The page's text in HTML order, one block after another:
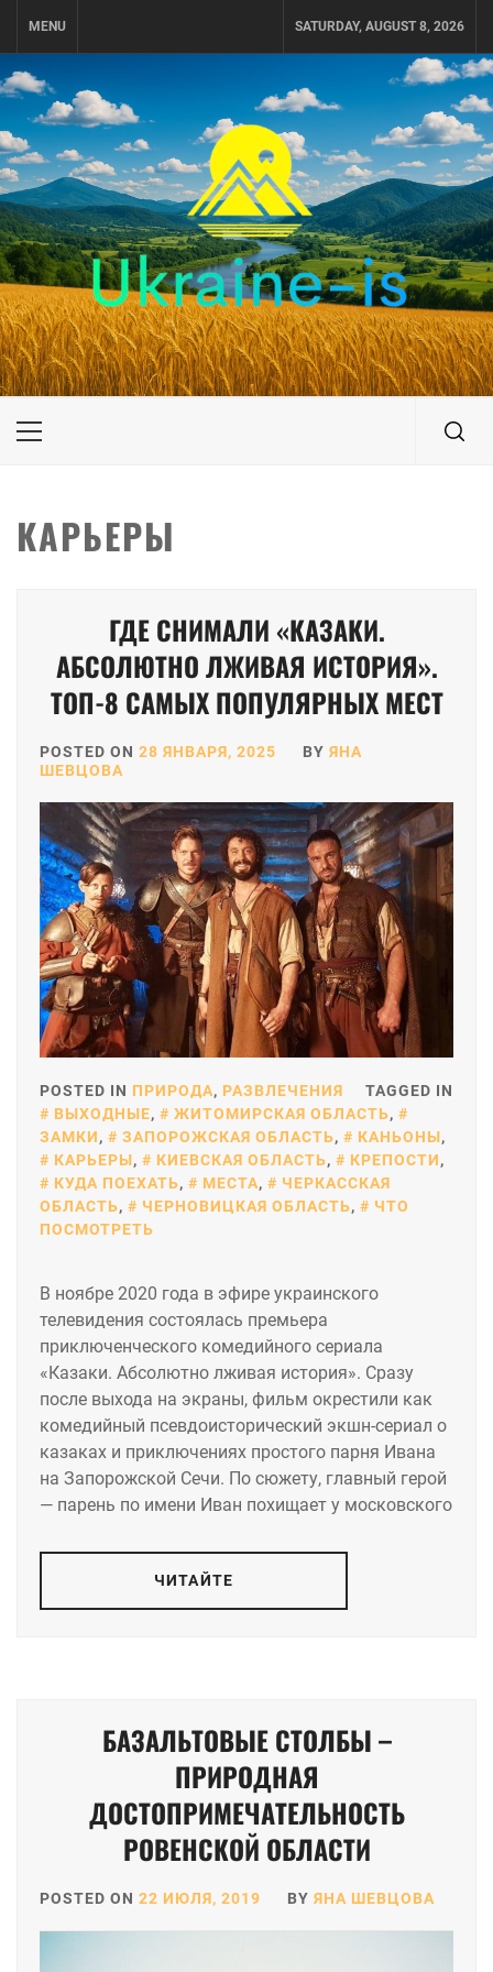
MENU SATURDAY, AUGUST 8, 2026
UKRAINE-IS
ПУТЕШЕСТВИЕ ПО УКРАИНЕ
Primary
КАРЬЕРЫ
ГДЕ СНИМАЛИ «КАЗАКИ.
АБСОЛЮТНО ЛЖИВАЯ ИСТОРИЯ».
ТОП-8 САМЫХ ПОПУЛЯРНЫХ МЕСТ
POSTED ON 28 ЯНВАРЯ, 2025 BY ЯНА
ШЕВЦОВА
POSTED IN ПРИРОДА, РАЗВЛЕЧЕНИЯ
TAGGED IN
ВЫХОДНЫЕ, ЖИТОМИРСКАЯ ОБЛАСТЬ,
ЗАМКИ, ЗАПОРОЖСКАЯ ОБЛАСТЬ, КАНЬОНЫ,
КАРЬЕРЫ, КИЕВСКАЯ ОБЛАСТЬ, КРЕПОСТИ,
КУДА ПОЕХАТЬ, МЕСТА,
ЧЕРКАССКАЯ
ОБЛАСТЬ, ЧЕРНОВИЦКАЯ ОБЛАСТЬ,
ЧТО
ПОСМОТРЕТЬ
В ноябре 2020 года в эфире украинского
телевидения состоялась премьера
приключенческого комедийного сериала
«Казаки. Абсолютно лживая история». Сразу
после выхода на экраны, фильм окрестили как
комедийный псевдоисторический экшн-сериал о
казаках и приключениях простого парня Ивана
на Запорожской Сечи. По сюжету, главный герой
— парень по имени Иван похищает у московского
ЧИТАЙТЕ
БАЗАЛЬТОВЫЕ СТОЛБЫ –
ПРИРОДНАЯ
ДОСТОПРИМЕЧАТЕЛЬНОСТЬ
РОВЕНСКОЙ ОБЛАСТИ
POSTED ON 22 ИЮЛЯ, 2019 BY ЯНА ШЕВЦОВА